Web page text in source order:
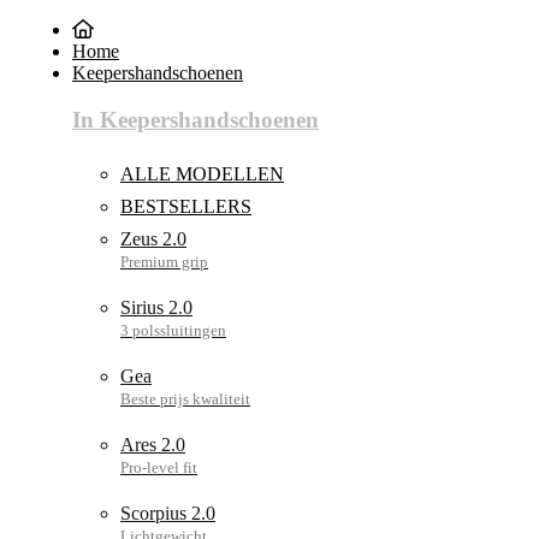
Home
Keepershandschoenen
In Keepershandschoenen
ALLE MODELLEN
BESTSELLERS
Zeus 2.0
Sirius 2.0
Gea
Ares 2.0
Scorpius 2.0